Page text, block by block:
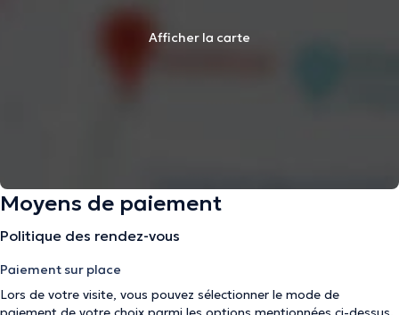
Afficher la carte
Moyens de paiement
Politique des rendez-vous
Paiement sur place
Lors de votre visite, vous pouvez sélectionner le mode de